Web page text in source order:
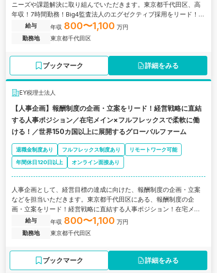
ニーズや課題解決に取り組んでいただきます。東京都千代田区、高
年収！7時間勤務！Big4監査法人のエグゼクティブ採用をリード！英
語力活かせる／在宅週4日×フルフレックス／世界150カ国以上に展
開するグローバルファームの求人です。
給与 年収 800〜1,100 万円
勤務地
東京都千代田区
ブックマーク 詳細をみる
EY税理士法人
【人事企画】報酬制度の企画・立案をリード！経営戦略に直結
する人事ポジション／在宅メイン×フルフレックスで柔軟に働
ける！／世界150カ国以上に展開するグローバルファーム
退職金制度あり フルフレックス制度あり
リモートワーク可能
年間休日120日以上
オンライン面接あり
人事企画として、経営目標の達成に向けた、報酬制度の企画・立案
などを担当いただきます。東京都千代田区にある、報酬制度の企
画・立案をリード！経営戦略に直結する人事ポジション！在宅メイ
ン×フルフレックスで柔軟に働ける！世界150カ国以上に展開するグ
ローバルファーム の求人です。
給与 年収 800〜1,100 万円
勤務地
東京都千代田区
ブックマーク 詳細をみる